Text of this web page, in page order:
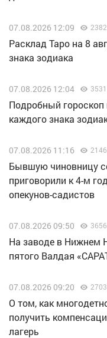
07.08.2026 12:09 2382
Расклад Таро на 8
знака зодиака
07.08.2026 12:04 3531
Подробный гороскоп
каждого знака
07.08.2026 11:16 2146
Бывшую чиновницу
приговорили к 4-м
опекунов-садистов
07.08.2026 09:50 3656
Н️а заводе в Нижнем
пятого Валдая
07.08.2026 09:20 2703
О том, как
получить
лагерь